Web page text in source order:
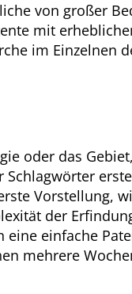
von großer
mit
im Einzelnen
oder das
Vorstellung,
der
einfache
mehrere